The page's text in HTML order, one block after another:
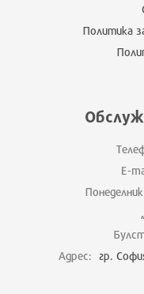
Политика
E-
Адрес: гр.